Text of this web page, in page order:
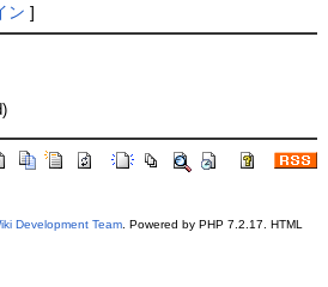
ン ]
Development Team. Powered by PHP 7.2.17. HTML